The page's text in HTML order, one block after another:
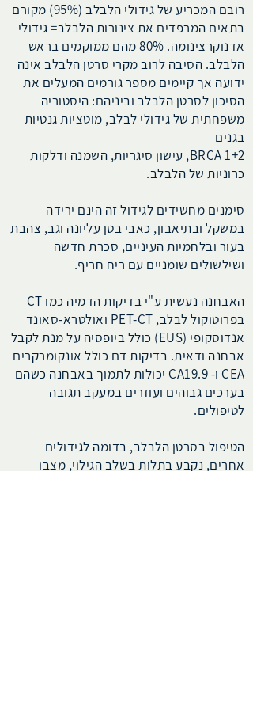
רובם המכריע של גידולי הלבלב (95%) מקורם
בתאים המרפדים את צינורות הלבלב= גידולי
אדנוקרצינומה. 80% מהם ממוקמים בראש
הלבלב. הסיבה לרוב מקרי סרטן הלבלב אינה
ידועה אך קיימים מספר גורמים המעלים את
הסיכון לסרטן הלבלב וביניהם: היסטוריה
משפחתית של גידולי לבלב, מוטציות גנטיות
בגנים
1+2 BRCA, עישון סיגריות, השמנה ודלקות
כרוניות של הלבלב.
סימנים מחשידים לגידול זה הינם ירידה
במשקל ובתיאבון, כאבי בטן עליונה וגב, צהבת
בעור ובלחמיות העיניים, סכרת חדשה
ושילשולים שומניים עם ריח חריף.
האבחנה נעשית ע"י בדיקות הדמיה כמו CT
בפרוטוקול לבלב, PET-CT ואולטרא-סאונד
אנדוסקופי (EUS) כולל ביופסיה על מנת לקבל
אבחנה ודאית. בדיקות דם כולל אונקומרקרים
CEA ו- CA19.9 יכולות לתמוך באבחנה כשהם
בערכים גבוהים ועוזרים במעקב תגובה
לטיפולים.
הטיפול בסרטן הלבלב, בדומה לגידולים
אחרים, נקבע בתלות בשלב הגילוי, מצבו